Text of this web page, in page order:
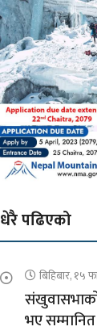
धेरै पढिएको
बिहिबार, १५
भए सम्मानित